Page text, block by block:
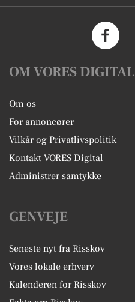
OM VORES DIGITAL
Om os
For annoncører
Vilkår og Privatlivspolitik
Kontakt VORES Digital
Administrer samtykke
GENVEJE
Seneste nyt fra Risskov
Vores lokale erhverv
Kalenderen for Risskov